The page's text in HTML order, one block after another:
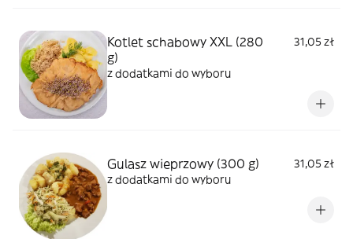
Kotlet schabowy XXL (280
g)
31,05 zł
z dodatkami do wyboru
Gulasz wieprzowy (300 g)
31,05 zł
z dodatkami do wyboru